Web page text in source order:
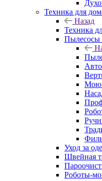
Техника для
Назад
Техника
Пылесосы
Уход за
Швейная
Роботы-